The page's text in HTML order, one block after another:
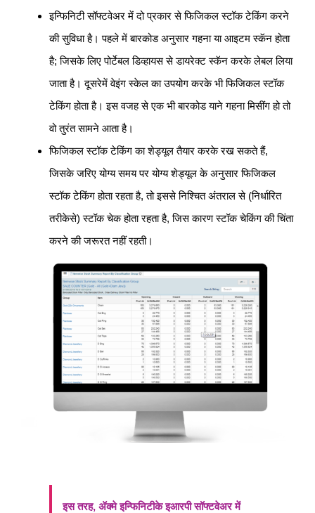
इन्फिनिटी सॉफ्टवेअर में दो प्रकार से फिजिकल स्टॉक टेकिंग करने
की सुविधा है। पहले में बारकोड अनुसार गहना या आइटम स्कॅन होता
है; जिसके लिए पोर्टेबल डिव्हायस से डायरेक्ट स्कॅन करके लेबल लिया
जाता है। दूसरेमें वेइंग स्केल का उपयोग करके भी फिजिकल स्टॉक
टेकिंग होता है। इस वजह से एक भी बारकोड याने गहना मिसींग हो तो
वो तुरंत सामने आता है।
फिजिकल स्टॉक टेकिंग का शेड्यूल तैयार करके रख सकते हैं,
जिसके जरिए योग्य समय पर योग्य शेड्यूल के अनुसार फिजिकल
स्टॉक टेकिंग होता रहता है, तो इससे निश्चित अंतराल से (निर्धारित
तरीकेसे) स्टॉक चेक होता रहता है, जिस कारण स्टॉक चेकिंग की चिंता
करने की जरूरत नहीं रहती।
इस तरह, ॲक्मे इन्फिनिटीके इआरपी सॉफ्टवेअर में